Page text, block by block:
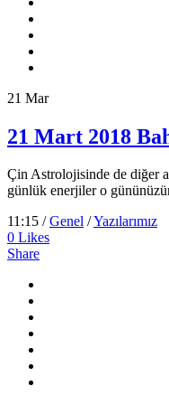
21 Mar
21 Mart 2018
Çin Astrolojisinde de diğer
günlük enerjiler o
11:15 /Genel /Yazılarımız
0 Likes
Share